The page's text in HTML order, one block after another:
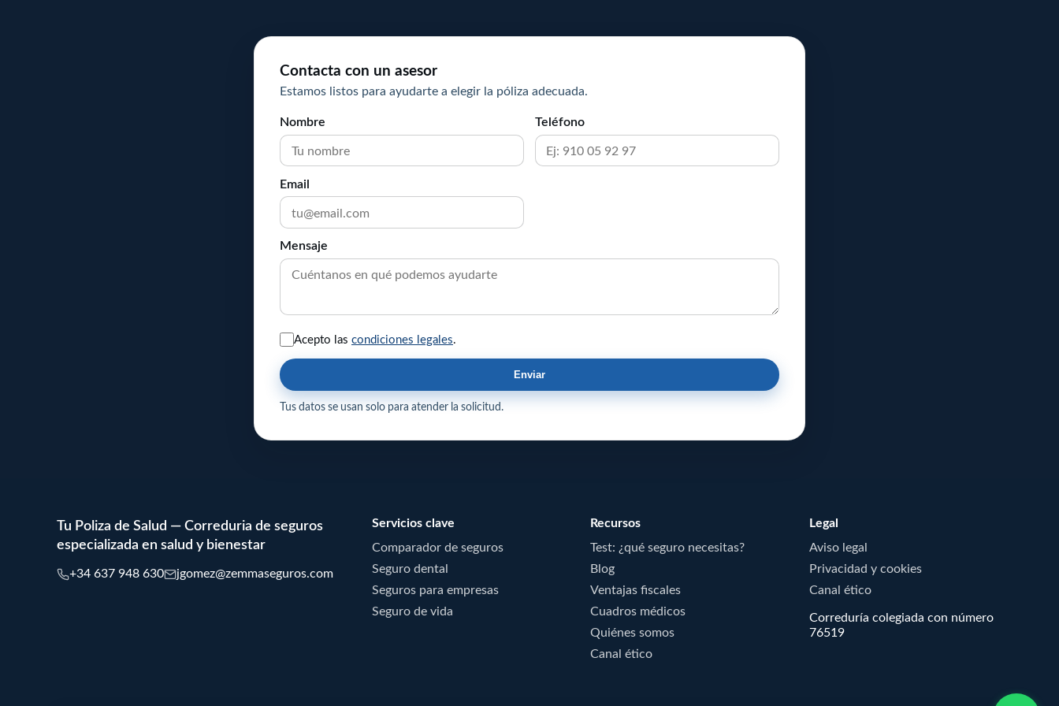
Contacta con un asesor
Estamos listos para ayudarte a elegir la póliza adecuada.
Nombre Teléfono
Email
Mensaje
Acepto las condiciones legales
Enviar
Tus datos se usan solo para atender la solicitud.
Tu Poliza de Salud — Correduria de seguros
especializada en salud y bienestar
+34 637 948 630 jgomez@zemmaseguros.com
Servicios clave
Comparador de seguros
Seguro dental
Seguros para empresas
Seguro de vida
Recursos
Test: ¿qué seguro necesitas?
Blog
Ventajas fiscales
Cuadros médicos
Quiénes somos
Canal ético
Legal
Aviso legal
Privacidad y cookies
Canal ético
Correduría colegiada con número
76519